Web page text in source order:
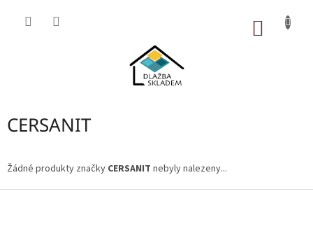
CERSANIT
Žádné produkty značky CERSANIT nebyly nalezeny...
Z